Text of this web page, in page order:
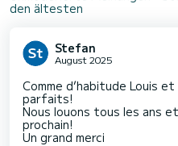
den ältesten
Stefan
August 2025
Comme d’habitude Louis
parfaits!
Nous louons tous les ans
prochain!
Un grand merci